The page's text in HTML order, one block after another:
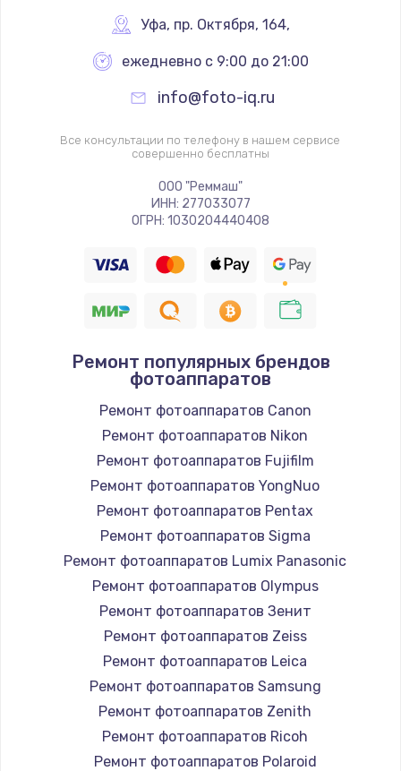
Уфа, пр. Октября, 164,
ежедневно с 9:00 до 21:00
info@foto-iq.ru
Все консультации по телефону в нашем сервисе
совершенно бесплатны
ООО "Реммаш"
ИНН: 277033077
ОГРН: 1030204440408
Ремонт популярных брендов
фотоаппаратов
Ремонт фотоаппаратов Canon
Ремонт фотоаппаратов Nikon
Ремонт фотоаппаратов Fujifilm
Ремонт фотоаппаратов YongNuo
Ремонт фотоаппаратов Pentax
Ремонт фотоаппаратов Sigma
Ремонт фотоаппаратов Lumix Panasonic
Ремонт фотоаппаратов Olympus
Ремонт фотоаппаратов Зенит
Ремонт фотоаппаратов Zeiss
Ремонт фотоаппаратов Leica
Ремонт фотоаппаратов Samsung
Ремонт фотоаппаратов Zenith
Ремонт фотоаппаратов Ricoh
Ремонт фотоаппаратов Polaroid